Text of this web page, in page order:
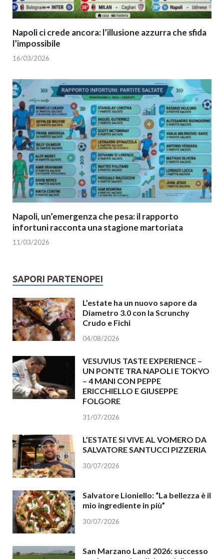
Napoli ci crede ancora: l’illusione azzurra che sfida
l’impossibile
16/03/2026
Napoli, un’emergenza che pesa: il rapporto
infortuni racconta una stagione martoriata
11/03/2026
SAPORI PARTENOPEI
L’estate ha un nuovo sapore da
Diametro 3.0 con la Scrunchy
Crudo e Fichi
04/08/2026
VESUVIUS TASTE EXPERIENCE –
UN PONTE TRA NAPOLI E TOKYO
– 4 MANI CON PEPPE
ERICCHIELLO E GIUSEPPE
FOLGORE
31/07/2026
L’ESTATE SI VIVE AL VOMERO DA
SALVATORE SANTUCCI PIZZERIA
30/07/2026
Salvatore Lioniello: “La bellezza è il
mio ingrediente in più”
30/07/2026
San Marzano Land 2026: successo